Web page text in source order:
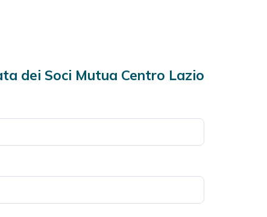
dei Soci Mutua Centro Lazio